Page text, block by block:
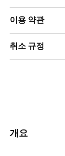
이용 약관
취소 규정
개요